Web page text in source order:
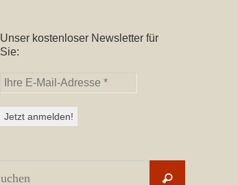
Unser kostenloser Newsletter für
Sie:
Suchen